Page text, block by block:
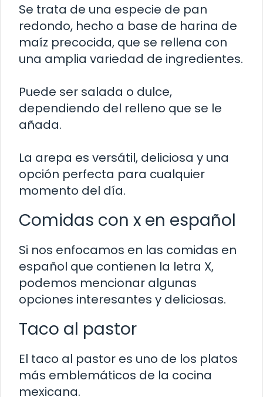
Se trata de una especie de pan
redondo, hecho a base de harina de
maíz precocida, que se rellena con
una amplia variedad de ingredientes.
Puede ser salada o dulce,
dependiendo del relleno que se le
añada.
La arepa es versátil, deliciosa y una
opción perfecta para cualquier
momento del día.
Comidas con x en español
Si nos enfocamos en las comidas en
español que contienen la letra X,
podemos mencionar algunas
opciones interesantes y deliciosas.
Taco al pastor
El taco al pastor es uno de los platos
más emblemáticos de la cocina
mexicana.